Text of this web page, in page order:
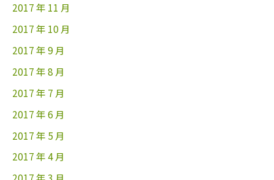
2017 年 11 月
2017 年 10 月
2017 年 9 月
2017 年 8 月
2017 年 7 月
2017 年 6 月
2017 年 5 月
2017 年 4 月